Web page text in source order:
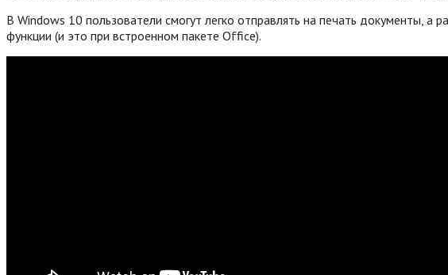
В Windows 10 пользователи смогут легко отправлять на печать документы,
функции (и это при встроенном пакете Office).